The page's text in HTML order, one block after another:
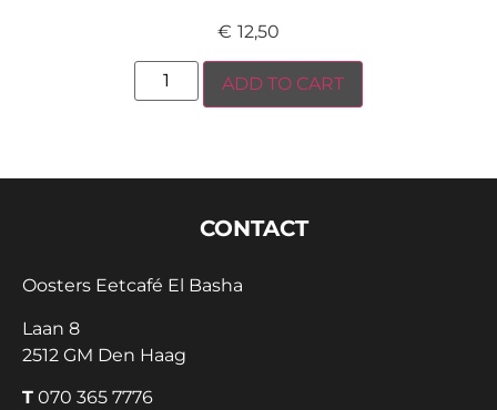
€ 12,50
ADD TO CART
CONTACT
Oosters Eetcafé El Basha
Laan 8
2512 GM Den Haag
T 070 365 7776